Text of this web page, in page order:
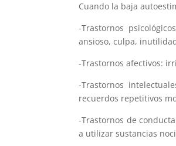
Cuando la baja
-Trastornos
ansioso, culpa,
-Trastornos afectivos:
-Trastornos
recuerdos repetitivos
-Trastornos de
a utilizar sustancias